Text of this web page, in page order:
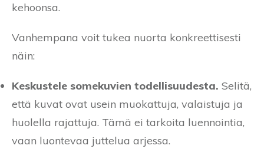
kehoonsa.
Vanhempana voit tukea nuorta konkreettisesti
näin:
Keskustele somekuvien todellisuudesta. Selitä,
että kuvat ovat usein muokattuja, valaistuja ja
huolella rajattuja. Tämä ei tarkoita luennointia,
vaan luontevaa juttelua arjessa.